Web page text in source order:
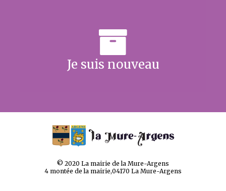
Je suis nouveau
© 2020 La mairie de la Mure-Argens
4 montée de la mairie,04170 La Mure-Argens